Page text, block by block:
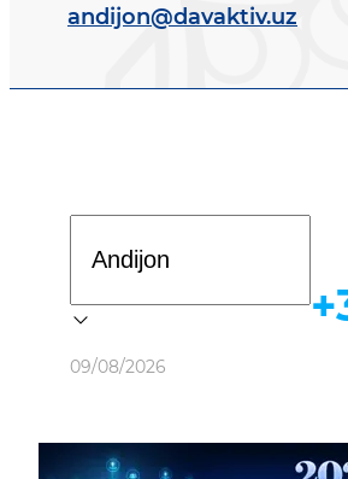
andijon@davaktiv.uz
Ob-
09/08/2026